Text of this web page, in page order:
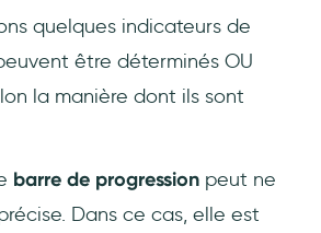
quelques indicateurs de
être déterminés OU
la manière dont ils sont
barre de progression peut ne
Dans ce cas, elle est